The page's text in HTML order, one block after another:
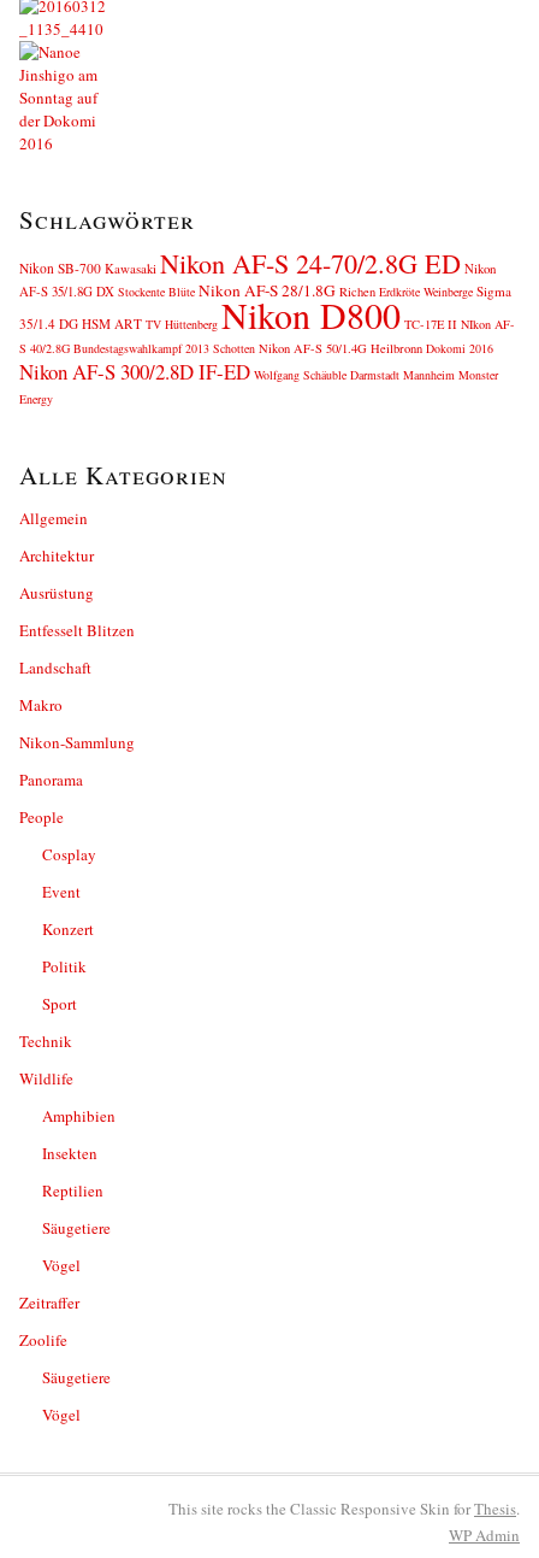
Schlagwörter
Nikon SB-700 Kawasaki Nikon AF-S 24-70/2.8G ED Nikon
AF-S 35/1.8G DX Stockente Blüte Nikon AF-S 28/1.8G Richen Erdkröte Weinberge Sigma
35/1.4 DG HSM ART TV Hüttenberg Nikon D800 TC-17E II NIkon AF-
S 40/2.8G Bundestagswahlkampf 2013 Schotten Nikon AF-S 50/1.4G Heilbronn Dokomi 2016
Nikon AF-S 300/2.8D IF-ED Wolfgang Schäuble Darmstadt Mannheim Monster
Energy
Alle Kategorien
Allgemein
Architektur
Ausrüstung
Entfesselt Blitzen
Landschaft
Makro
Nikon-Sammlung
Panorama
People
Cosplay
Event
Konzert
Politik
Sport
Technik
Wildlife
Amphibien
Insekten
Reptilien
Säugetiere
Vögel
Zeitraffer
Zoolife
Säugetiere
Vögel
This site rocks the Classic Responsive Skin forThesis.
WPAdmin